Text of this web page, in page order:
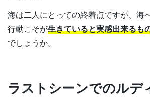
海は二人にとっての終着点ですが、海
行動こそが生きていると実感出来るも
でしょうか。
ラストシーンでのルデ